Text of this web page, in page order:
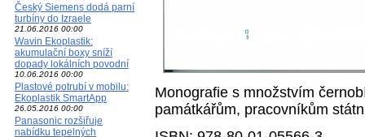
Český Siemens dodá parní
turbíny do Izraele
21.06.2016 00:00
Wavin Ekoplastik:
akumulační boxy sníží
dopady lokálních povodní
10.06.2016 00:00
Plastové potrubí v mobilu:
Ekoplastik SmartApp
26.05.2016 00:00
Panasonic rozšiřuje
nabídku tepelných
Monografie s množstvím
památkářům, pracovníkům